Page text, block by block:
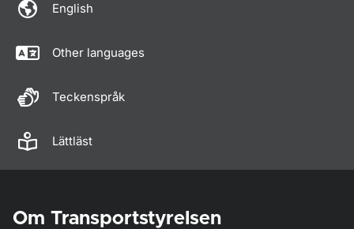
English
Other languages
Teckenspråk
Lättläst
Om Transportstyrelsen